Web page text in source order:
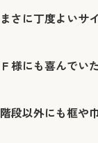
まさに丁度よいサ
Ｆ様にも喜んでい
階段以外にも框や